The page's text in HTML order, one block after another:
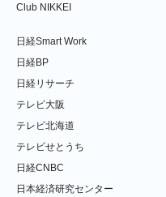
Club NIKKEI
日経Smart Work
日経BP
日経リサーチ
テレビ大阪
テレビ北海道
テレビせとうち
日経CNBC
日本経済研究センター